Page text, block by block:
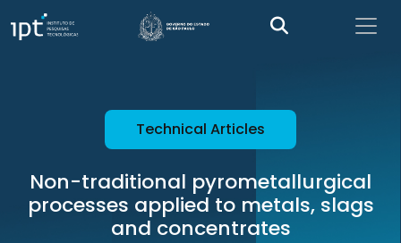
Technical Articles
Non-traditional pyrometallurgical
processes applied to metals, slags
and concentrates